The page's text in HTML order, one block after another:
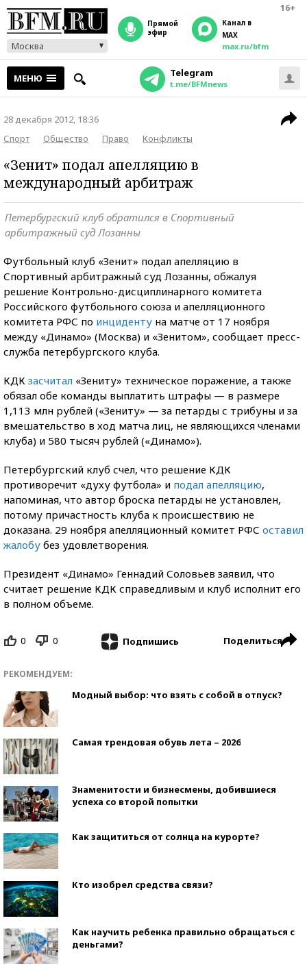
16+
Москва
прямой
эфир
Канал в
MAX
max.ru/bfm
МЕНЮ Telegram
t.me/BFMnews
28 декабря 2012, 18:36
Спорт
Общество Право Конфликты
«Зенит» подал апелляцию в
международный арбитраж
Петербургский клуб обратился в Спортивный
арбитражный суд Лозанны
Футбольный клуб «Зенит» подал апелляцию в
Спортивный арбитражный суд Лозанны, обжалуя
решение Контрольно-дисциплинарного комитета
Российского футбольного союза и апелляционного
комитета РФС по инциденту на матче от 17 ноября
между «Динамо» (Москва) и «Зенитом», сообщает пресс-
служба петербургского клуба.
КДК засчитал «Зениту» техническое поражение, а также
обязал обе команды выплатить штрафы — в размере
1,113 млн рублей («Зениту» — за петарды с трибуны и за
вмешательство в ход матча лиц, не являющихся членами
клуба) и 580 тысяч рублей («Динамо»).
Петербургский клуб счел, что решение КДК
противоречит «духу футбола» и подал апелляцию,
напоминая, что автор броска петарды не установлен,
потому причастность клуба к происшествию не
доказана. 29 ноября апелляционный комитет РФС оставил
жалобу без удовлетворения.
Президент «Динамо» Геннадий Соловьев заявил, что
считает решение КДК справедливым и клуб исполнит его
в полном объеме.
0 0 Подпишись Поделиться
РЕКОМЕНДУЕМ:
Модный выбор: что взять с собой в отпуск?
Самая трендовая обувь лета – 2026
Знаменитости и бизнесмены, добившиеся
успеха со второй попытки
Как защититься от солнца на курорте?
Кто изобрел средства связи?
Как научить ребенка правильно обращаться с
деньгами?